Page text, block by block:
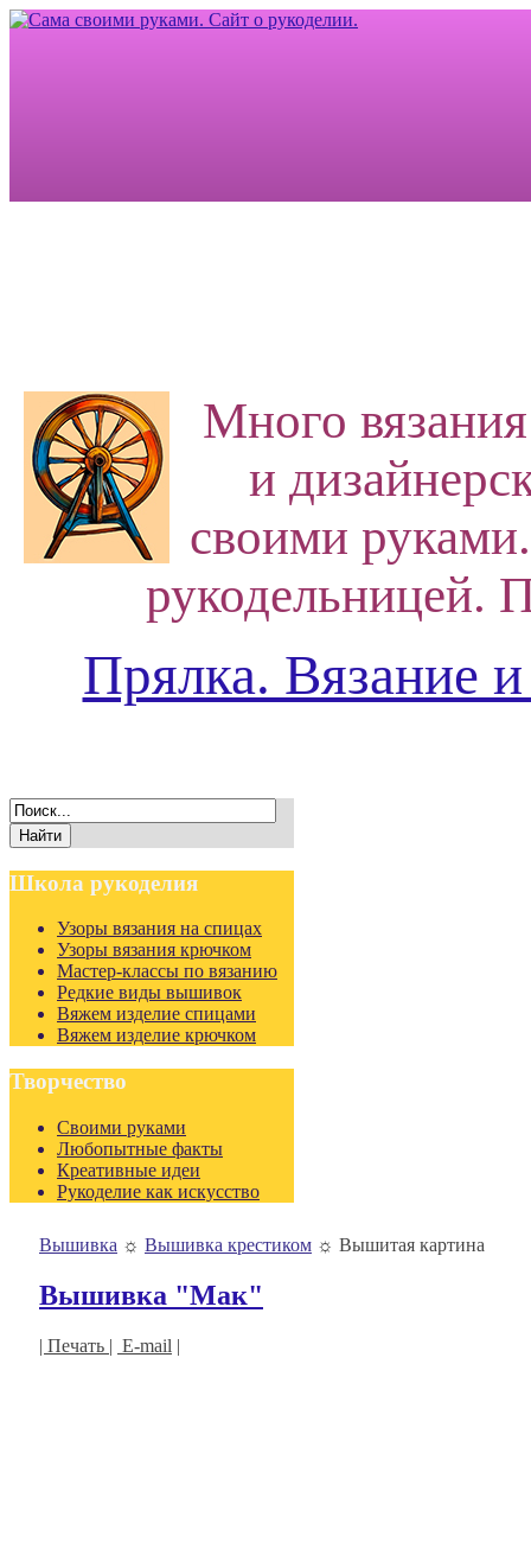
Много
и
своими руками.
рукодельницей.
Прялка. Вязание
Школа рукоделия
Узоры вязания на спицах
Узоры вязания крючком
Мастер-классы по вязанию
Редкие виды вышивок
Вяжем изделие спицами
Вяжем изделие крючком
Творчество
Своими руками
Любопытные факты
Креативные идеи
Рукоделие как искусство
Вышивка ☼ Вышивка крестиком ☼ Вышитая картина
Вышивка "Мак"
| Печать | E-mail |